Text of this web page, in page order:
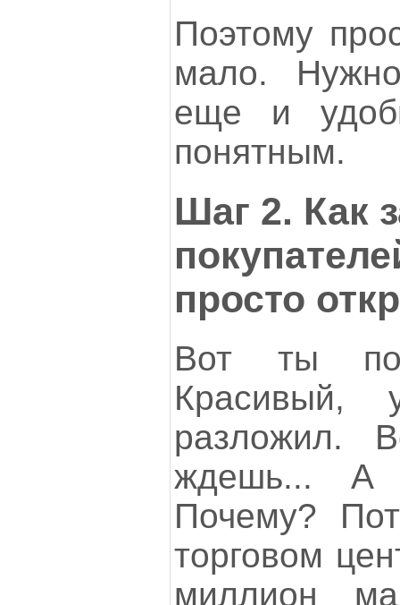
Поэтому
мало.
еще и
понятным.
Шаг 2. Как
просто
Вот ты
Красивый,
разложил.
ждешь... А
Почему?
торговом
миллион